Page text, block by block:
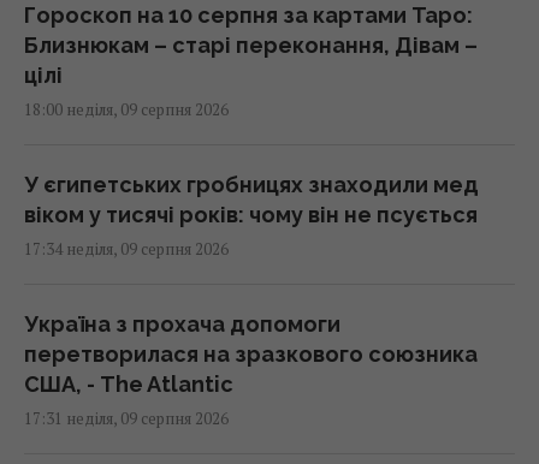
Гороскоп на 10 серпня за картами Таро:
Близнюкам – старі переконання, Дівам –
цілі
18:00 неділя, 09 серпня 2026
У єгипетських гробницях знаходили мед
віком у тисячі років: чому він не псується
17:34 неділя, 09 серпня 2026
Україна з прохача допомоги
перетворилася на зразкового союзника
США, - The Atlantic
17:31 неділя, 09 серпня 2026